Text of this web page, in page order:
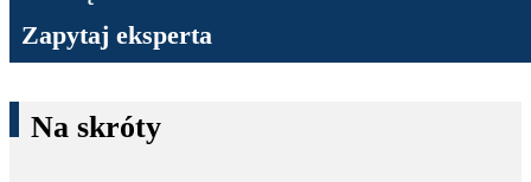
Zapytaj eksperta
Na skróty